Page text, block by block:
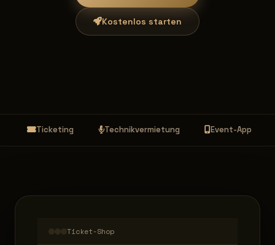
Kostenlos starten
Ticketing Technikvermietung Event-App
Ticket-Shop